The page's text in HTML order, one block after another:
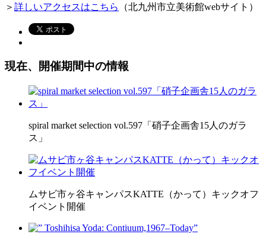
＞ 詳しいアクセスはこちら （北九州市立美術館webサイト）
現在、開催期間中の情報
spiral market selection vol.597「硝子企画舎15人のガラ
ス」
ムサビ市ヶ谷キャンパスKATTE（かって）キックオフ
イベント開催